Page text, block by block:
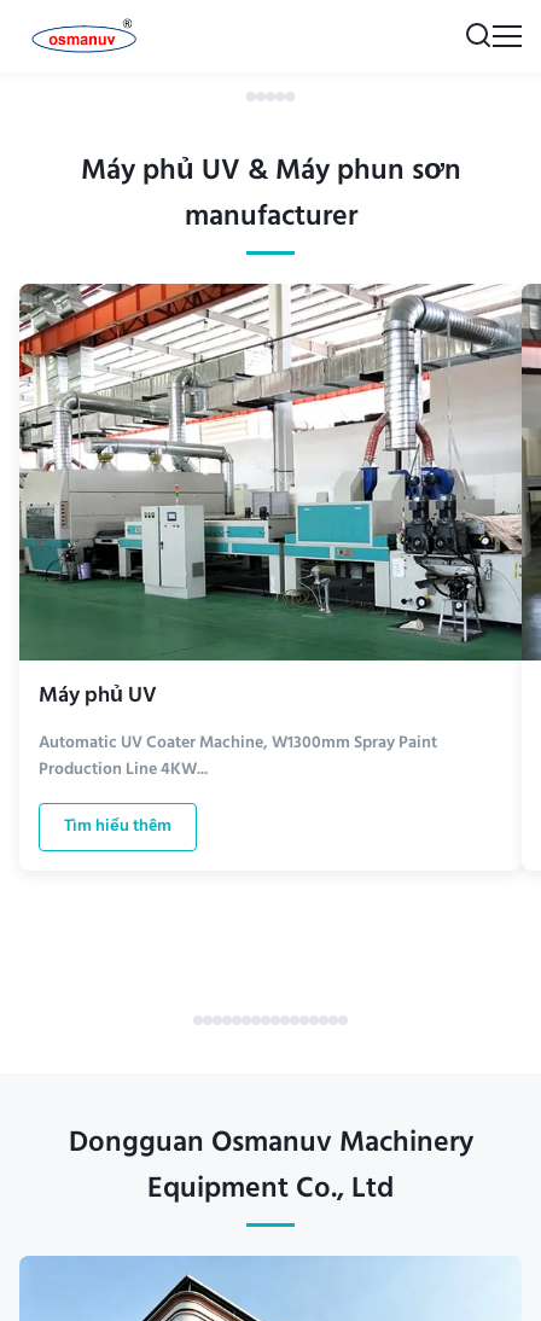
Máy phủ UV & Máy phun sơn
manufacturer
Máy phủ UV
Automatic UV Coater Machine, W1300mm Spray Paint
Production Line 4KW...
Tìm hiểu thêm
Dongguan Osmanuv Machinery
Equipment Co., Ltd